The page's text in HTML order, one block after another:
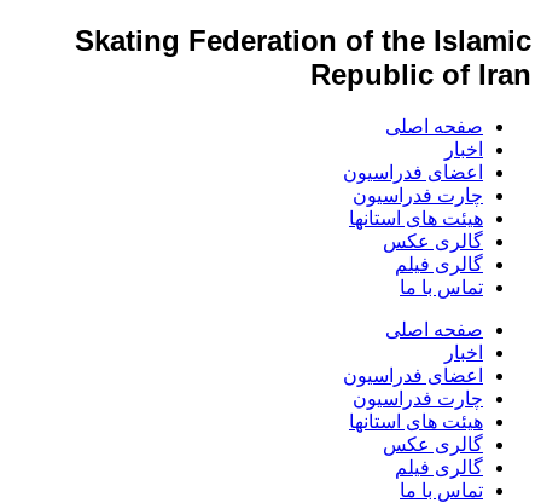
Skating Federation of the Islamic
Republic of Iran
صفحه اصلی
اخبار
اعضای فدراسیون
چارت فدراسیون
هیئت های استانها
گالری عکس
گالری فیلم
تماس با ما
صفحه اصلی
اخبار
اعضای فدراسیون
چارت فدراسیون
هیئت های استانها
گالری عکس
گالری فیلم
تماس با ما